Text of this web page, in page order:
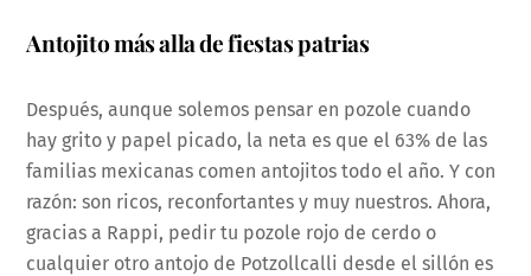
Antojito más alla de fiestas patrias
Después, aunque solemos pensar en pozole cuando
hay grito y papel picado, la neta es que el 63% de las
familias mexicanas comen antojitos todo el año. Y con
razón: son ricos, reconfortantes y muy nuestros. Ahora,
gracias a Rappi, pedir tu pozole rojo de cerdo o
cualquier otro antojo de Potzollcalli desde el sillón es